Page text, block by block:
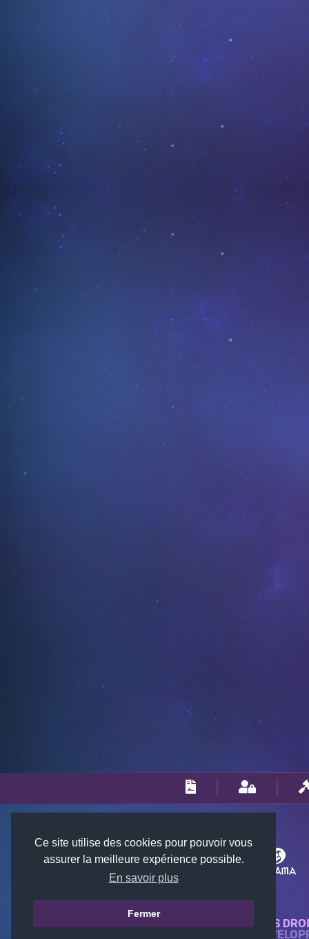
Ce site utilise des cookies pour pouvoir vous
assurer la meilleure expérience possible.
En savoir plus
Fermer
© 2018-2026 KTARENA. TOUS
SITE WEB ENTIÈREMENT